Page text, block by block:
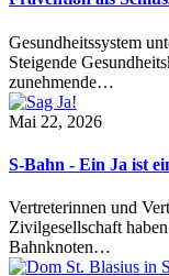
Gesundheitssystem
Steigende
zunehmende…
Mai 22, 2026
S-Bahn - Ein Ja ist
Vertreterinnen und
Zivilgesellschaft
Bahnknoten…